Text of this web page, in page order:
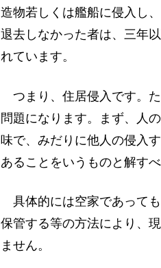
造物若しくは艦船に侵入し
退去しなかった者は、三年
れています。
つまり、住居侵入です。
問題になります。まず、人
味で、みだりに他人の侵入
あることをいうものと解す
具体的には空家であって
保管する等の方法により、
ません。